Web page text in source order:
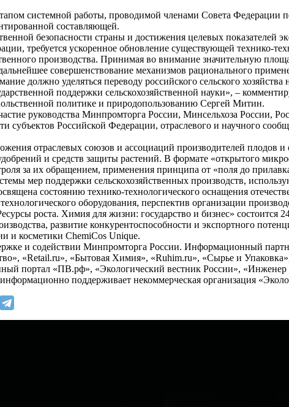
системной работы, проводимой членами Совета Федерации
составляющей.
безопасности страны и достижения целевых
требуется ускоренное обновление существующей технико-
производства. Принимая во внимание значительную
совершенствование механизмов рационального
должно уделяться переводу российского сельского
поддержки сельскохозяйственной науки», –
политике и природопользованию Сергей Митин.
руководства Минпромторга России, Минсельхоза России,
субъектов Российской Федерации, отраслевого и научного
отраслевых союзов и ассоциаций производителей плодов
и средств защиты растений. В формате «открытого
за их обращением, применения принципа от «поля до
мер поддержки сельскохозяйственных производств,
состоянию технико-технологического оснащения
оборудования, перспектив организации
роста. Химия для жизни: государство и бизнес»
развитие конкурентоспособности и экспортного
и косметики ChemiСos Unique.
и содействии Минпромторга России. Информационный
«Retail.ru», «Бытовая Химия», «Ruhim.ru», «Сырье и
портал «ПВ.рф», «Экологический вестник России»,
поддерживает некоммерческая организация